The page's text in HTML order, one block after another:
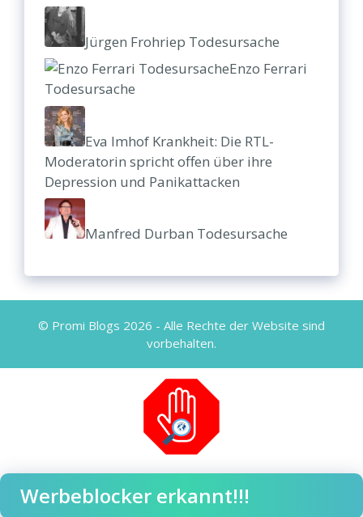
Jürgen Frohriep Todesursache
Enzo Ferrari
Todesursache
Eva Imhof Krankheit: Die RTL-
Moderatorin spricht offen über ihre
Depression und Panikattacken
Manfred Durban Todesursache
© Promi Blogs 2026 - Alle Rechte der Website sind
vorbehalten.
Werbeblocker erkannt!!!